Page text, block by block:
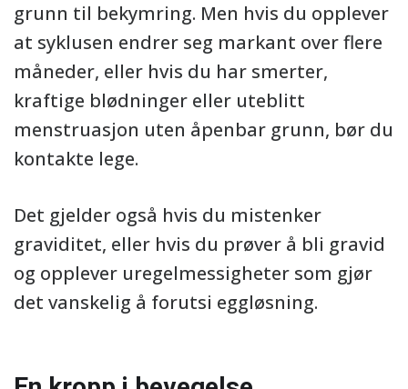
grunn til bekymring. Men hvis du opplever
at syklusen endrer seg markant over flere
måneder, eller hvis du har smerter,
kraftige blødninger eller uteblitt
menstruasjon uten åpenbar grunn, bør du
kontakte lege.
Det gjelder også hvis du mistenker
graviditet, eller hvis du prøver å bli gravid
og opplever uregelmessigheter som gjør
det vanskelig å forutsi eggløsning.